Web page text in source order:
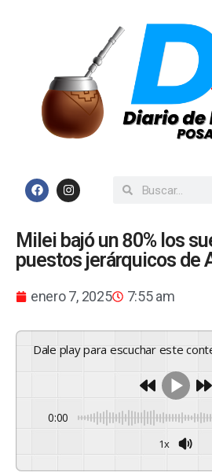
Milei bajó un 80% los
puestos jerárquicos de
enero 7, 2025 7:55 am
Dale play para escuchar este
0:00
1x